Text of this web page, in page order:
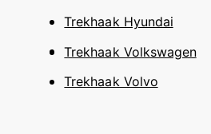
Trekhaak Hyundai
Trekhaak Volkswagen
Trekhaak Volvo